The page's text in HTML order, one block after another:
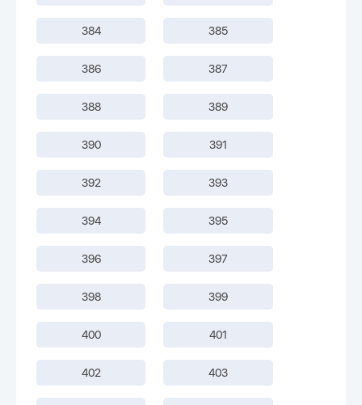
384 385
386 387
388 389
390 391
392 393
394 395
396 397
398 399
400 401
402 403